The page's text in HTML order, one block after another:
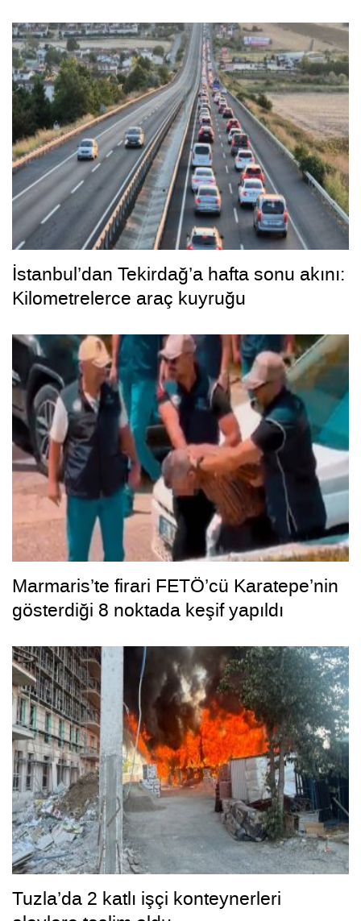
İstanbul’dan Tekirdağ’a hafta sonu akını:
Kilometrelerce araç kuyruğu
Marmaris’te firari FETÖ’cü Karatepe’nin
gösterdiği 8 noktada keşif yapıldı
Tuzla’da 2 katlı işçi konteynerleri